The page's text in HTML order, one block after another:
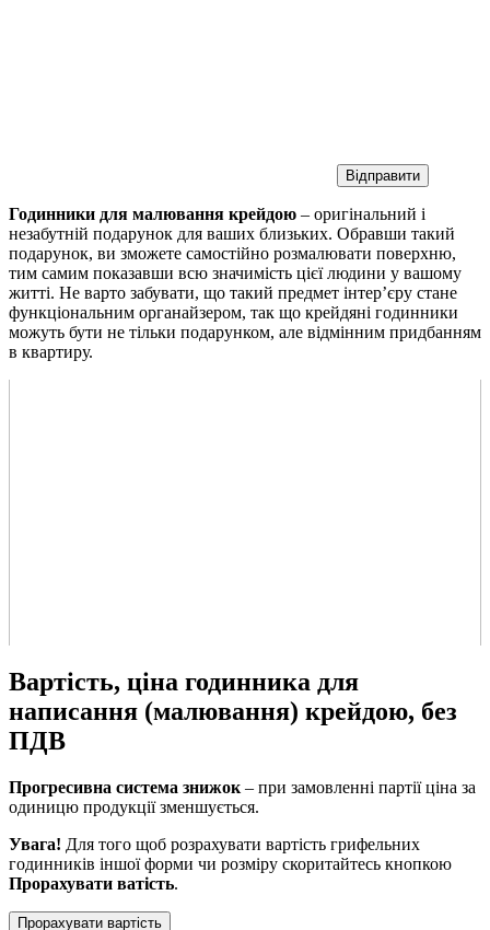
Годинники для малювання крейдою – оригінальний і
незабутній подарунок для ваших близьких. Обравши такий
подарунок, ви зможете самостійно розмалювати поверхню,
тим самим показавши всю значимість цієї людини у вашому
житті. Не варто забувати, що такий предмет інтер’єру стане
функціональним органайзером, так що крейдяні годинники
можуть бути не тільки подарунком, але відмінним придбанням
в квартиру.
Вартість, ціна годинника для
написання (малювання) крейдою, без
ПДВ
Прогресивна система знижок – при замовленні партії ціна за
одиницю продукції зменшується.
Увага! Для того щоб розрахувати вартість грифельних
годинників іншої форми чи розміру скоритайтесь кнопкою
Прорахувати ватість.